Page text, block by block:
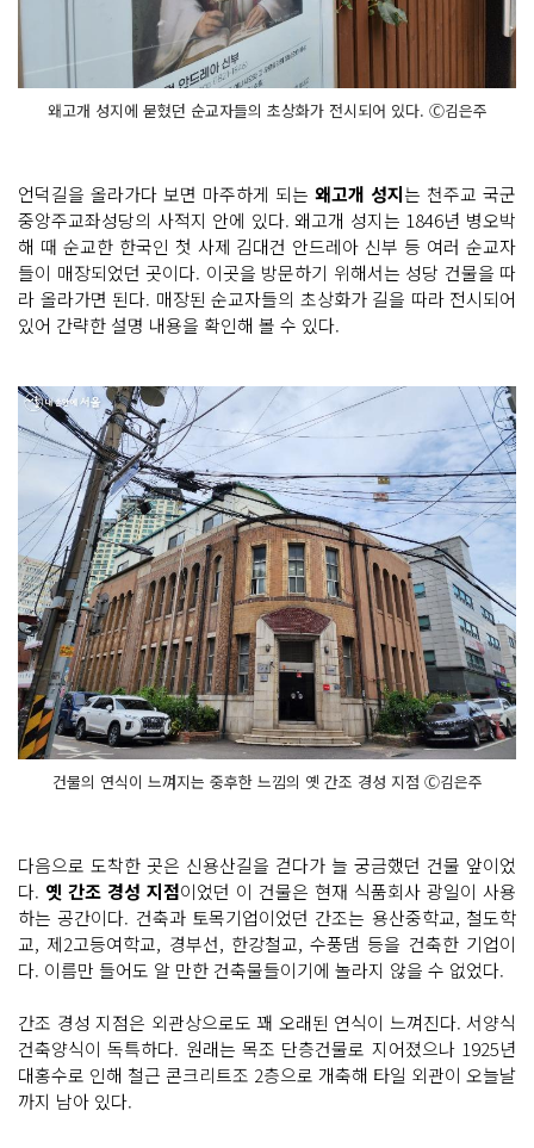
왜고개 성지에 묻혔던 순교자들의 초상화가 전시되어 있다. Ⓒ김은주
언덕길을 올라가다 보면 마주하게 되는 왜고개 성지는 천주교 국군
중앙주교좌성당의 사적지 안에 있다. 왜고개 성지는 1846년 병오박
해 때 순교한 한국인 첫 사제 김대건 안드레아 신부 등 여러 순교자
들이 매장되었던 곳이다. 이곳을 방문하기 위해서는 성당 건물을 따
라 올라가면 된다. 매장된 순교자들의 초상화가 길을 따라 전시되어
있어 간략한 설명 내용을 확인해 볼 수 있다.
건물의 연식이 느껴지는 중후한 느낌의 옛 간조 경성 지점 Ⓒ김은주
다음으로 도착한 곳은 신용산길을 걷다가 늘 궁금했던 건물 앞이었
다. 옛 간조 경성 지점이었던 이 건물은 현재 식품회사 광일이 사용
하는 공간이다. 건축과 토목기업이었던 간조는 용산중학교, 철도학
교, 제2고등여학교, 경부선, 한강철교, 수풍댐 등을 건축한 기업이
다. 이름만 들어도 알 만한 건축물들이기에 놀라지 않을 수 없었다.
간조 경성 지점은 외관상으로도 꽤 오래된 연식이 느껴진다. 서양식
건축양식이 독특하다. 원래는 목조 단층건물로 지어졌으나 1925년
대홍수로 인해 철근 콘크리트조 2층으로 개축해 타일 외관이 오늘날
까지 남아 있다.